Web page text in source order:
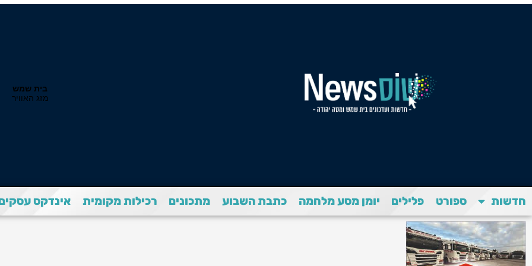
חדשות ספורט פלילים יומן מסע מלחמה כתבת השבוע מתכונים רכילות מקומית אינדקס